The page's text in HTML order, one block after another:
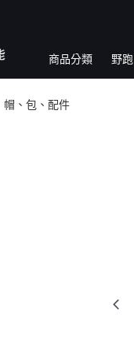
商品分類 野
帽、包、配件